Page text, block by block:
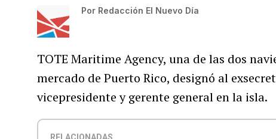
Por Redacción El Nuevo Día
TOTE Maritime Agency, una de las dos
mercado de Puerto Rico, designó al
vicepresidente y gerente general en la isla.
RELACIONADAS